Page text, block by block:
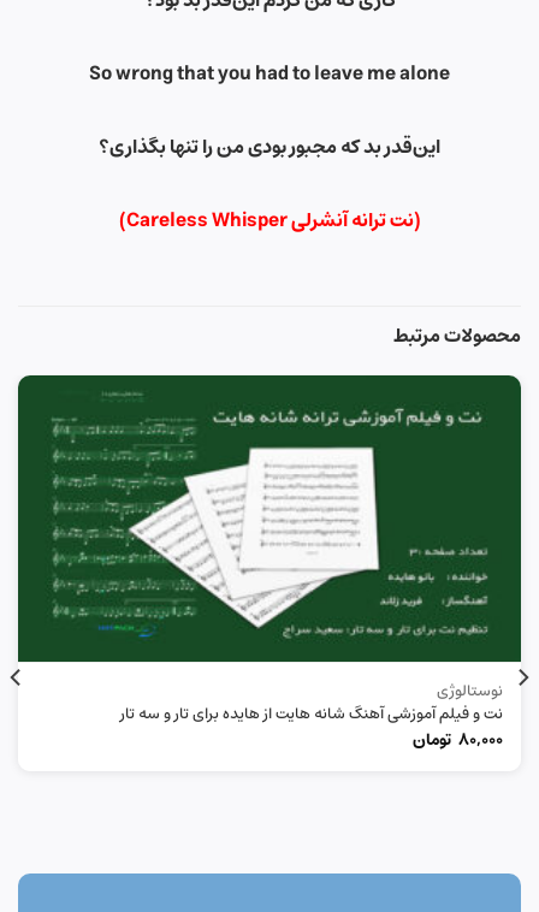
So wrong that you had to leave me alone
این‌قدر بد که مجبور بودی من را تنها بگذاری؟
(نت ترانه آنشرلی Careless Whisper)
محصولات مرتبط
نوستالوژی
نت و فیلم آموزشی آهنگ شانه هایت از هایده برای تار و سه تار
80,000 تومان